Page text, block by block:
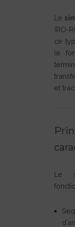
Le
(RO-
ce
le
et
Le